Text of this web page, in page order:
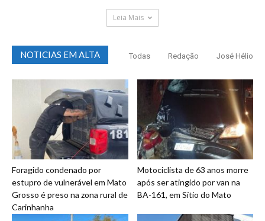
Leia Mais
NOTICIAS EM ALTA Todas Redação José Hélio
Foragido condenado por
estupro de vulnerável em Mato
Grosso é preso na zona rural de
Carinhanha
Motociclista de 63 anos morre
após ser atingido por van na
BA-161, em Sítio do Mato